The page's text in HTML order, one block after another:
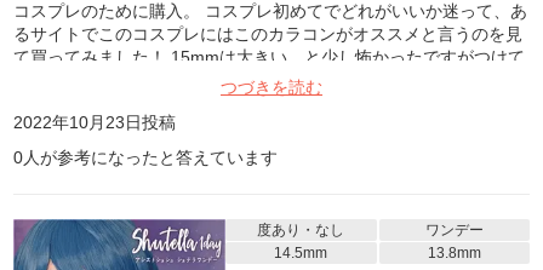
コスプレのために購入。 コスプレ初めてでどれがいいか迷って、あ
るサイトでこのコスプレにはこのカラコンがオススメと言うのを見
て買ってみました！ 15mmは大きい…と少し怖かったですがつけて
みてゴロゴロもふち見えもなく発色も良くてお気に入りになりまし
つづきを読む
2022年10月23日投稿
0人が参考になったと答えています
度あり・なし
ワンデー
14.5mm
13.8mm